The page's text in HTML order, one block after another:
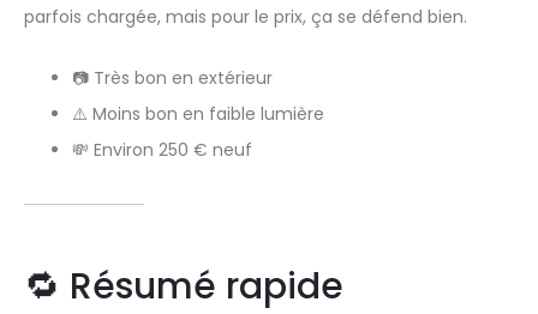
parfois chargée, mais pour le prix, ça se défend bien.
📷 Très bon en extérieur
⚠️ Moins bon en faible lumière
💸 Environ 250 € neuf
🔁 Résumé rapide